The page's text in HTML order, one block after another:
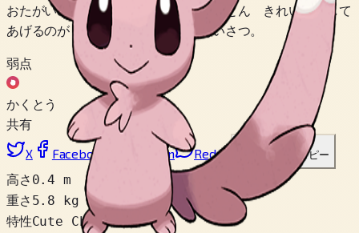
おたがいの しっぽで あいてを とことん きれいに して
あげるのが チラーミィどうしの あいさつ。
弱点
かくとう
共有
X
Facebook LinkedIn Reddit リンクをコピー
高さ 0.4 m
重さ 5.8 kg
特性Cute Charm